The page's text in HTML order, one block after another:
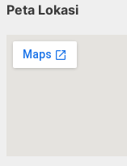
Peta Lokasi